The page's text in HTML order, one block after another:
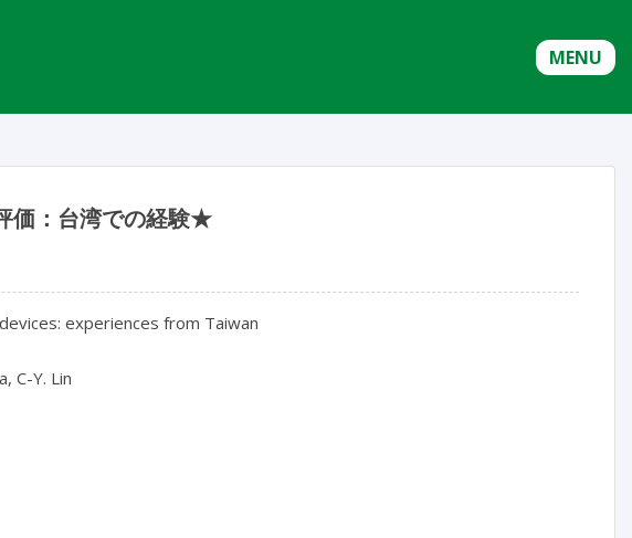
MENU
価：台湾での経験★
experiences from Taiwan
C-Y. Lin